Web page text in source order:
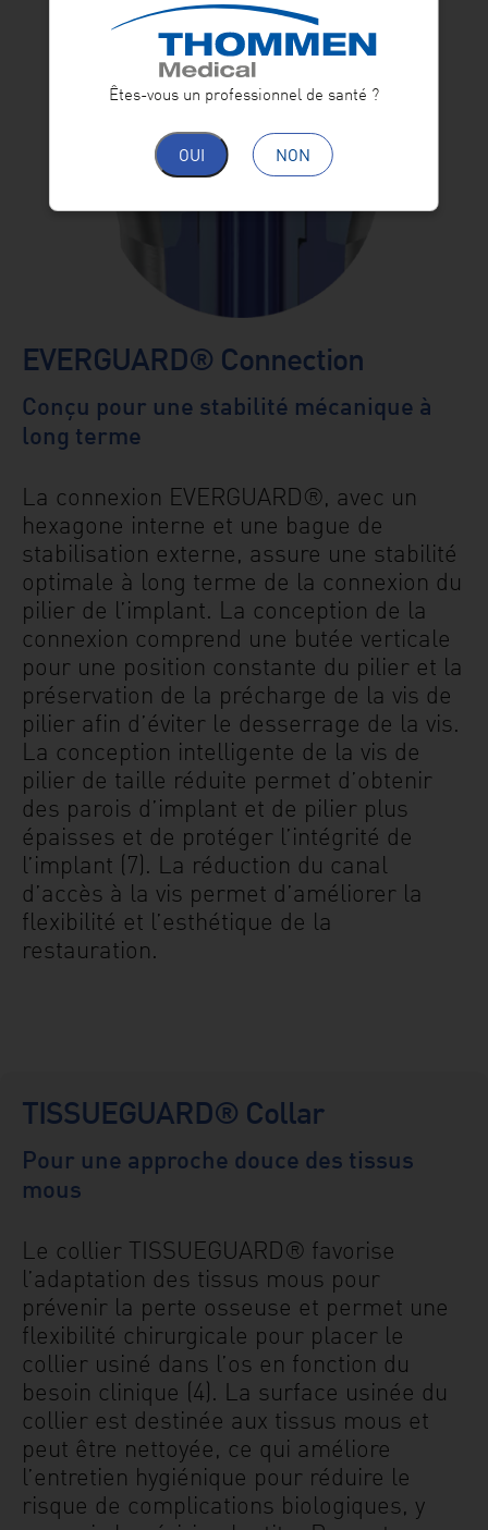
EVERGUARD® Connection
Conçu pour une stabilité mécanique à
long terme
La connexion EVERGUARD®, avec un
hexagone interne et une bague de
stabilisation externe, assure une stabilité
optimale à long terme de la connexion du
pilier de l’implant. La conception de la
connexion comprend une butée verticale
pour une position constante du pilier et la
préservation de la précharge de la vis de
pilier afin d’éviter le desserrage de la vis.
La conception intelligente de la vis de
pilier de taille réduite permet d’obtenir
des parois d’implant et de pilier plus
épaisses et de protéger l’intégrité de
l’implant (7). La réduction du canal
d’accès à la vis permet d’améliorer la
flexibilité et l’esthétique de la
restauration.
TISSUEGUARD® Collar
Pour une approche douce des tissus
mous
Le collier TISSUEGUARD® favorise
l’adaptation des tissus mous pour
prévenir la perte osseuse et permet une
flexibilité chirurgicale pour placer le
collier usiné dans l’os en fonction du
besoin clinique (4). La surface usinée du
collier est destinée aux tissus mous et
peut être nettoyée, ce qui améliore
l’entretien hygiénique pour réduire le
risque de complications biologiques, y
Êtes-vous un professionnel de santé ?
OUI NON